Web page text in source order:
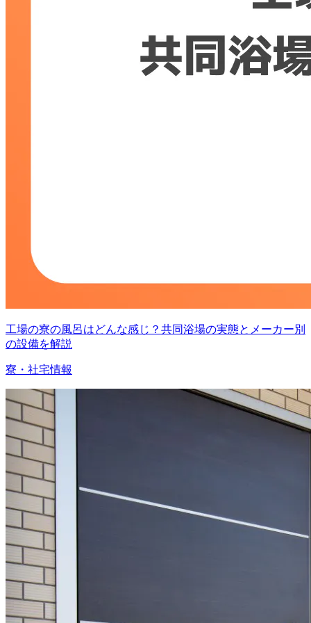
工場の寮の風呂はどんな感じ？共同浴場の実態とメーカー別
の設備を解説
寮・社宅情報